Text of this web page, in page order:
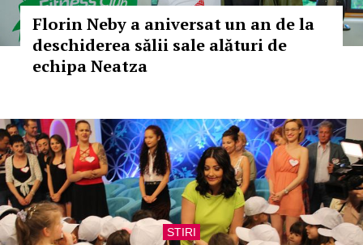
Florin Neby a aniversat un an de la
deschiderea sălii sale alături de
echipa Neatza
STIRI